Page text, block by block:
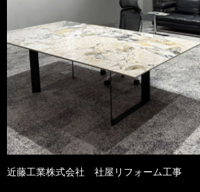
近藤工業株式会社 社屋リフォーム工事